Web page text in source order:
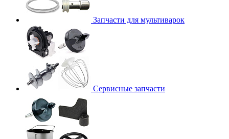
Запчасти для мультиварок
Сервисные запчасти